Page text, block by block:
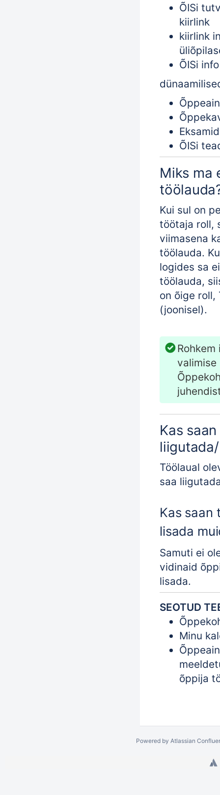
ÕISi
kiirlink
kiirlink
ÕISi
ÕISi
Miks ma
Kui sul on
töötaja roll,
viimasena
töölauda.
logides sa
töölauda,
on õige roll,
(joonisel).
valimise
Kas
Töölaual
saa
Kas saan
lisada
Samuti ei
vidinaid
lisada.
SEOTUD
Minu
õppija
Powered by Atlassian